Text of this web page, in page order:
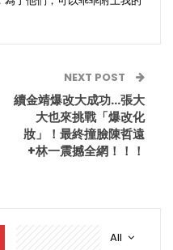
NEXT POST
續金靖爆改大成功…張大
大也來挑戰「爆改化
妝」！最終撞臉陳哲遠
+林一震撼全網！！！
All